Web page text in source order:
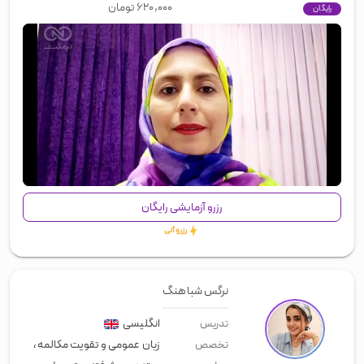
رایگان ۶۲۰,۰۰۰تومان
00:00/00:36
رزرو آزمایشی رایگان
رزرو آنی
نرگس شباهنگ
تدریس انگلیسی
تخصص زبان عمومی و تقویت مکالمه،